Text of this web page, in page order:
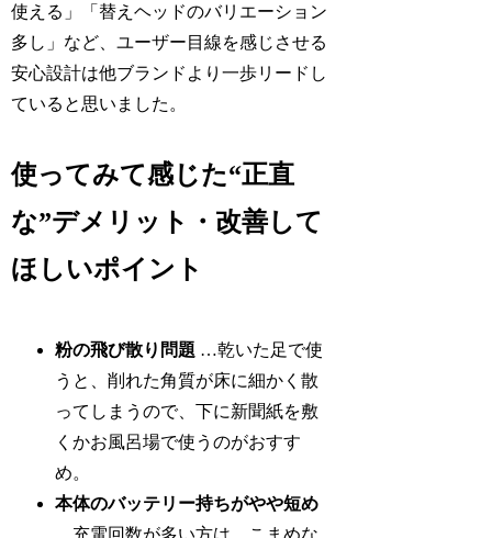
使える」「替えヘッドのバリエーション
多し」など、ユーザー目線を感じさせる
安心設計は他ブランドより一歩リードし
ていると思いました。
使ってみて感じた“正直
な”デメリット・改善して
ほしいポイント
粉の飛び散り問題 …乾いた足で使
うと、削れた角質が床に細かく散
ってしまうので、下に新聞紙を敷
くかお風呂場で使うのがおすす
め。
本体のバッテリー持ちがやや短め